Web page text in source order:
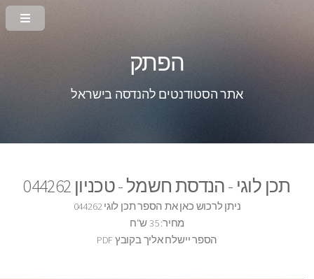
הפתק
אתר הסטודנטים להנדסה בישראל
תכן לוגי - הנדסת חשמל - טכניון 044262
ניתן לרכוש כאן את הספר תכן לוגי 044262
מחיר: 35 ש"ח
הספר יישלח אליך בקובץ PDF